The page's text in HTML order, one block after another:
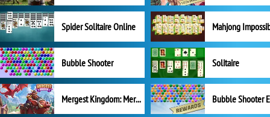
Spider Solitaire Online Mahjong
Bubble Shooter Solitaire
Mergest Kingdom: Merge Puzzle